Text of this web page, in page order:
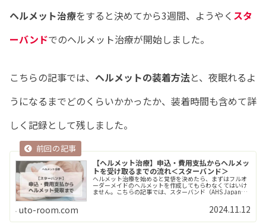
ヘルメット治療をすると決めてから3週間、ようやく スタ
ーバンドでのヘルメット治療が開始しました。
こちらの記事では、 ヘルメットの装着方法と、夜眠れるよ
うになるまでどのくらいかかったか、装着時間も含めて詳
しく記録として残しました。
【ヘルメット治療】申込・費用支払からヘルメッ
トを受け取るまでの流れ＜スターバンド＞
ヘルメット治療を始めると覚悟を決めたら、まずはフルオ
ーダーメイドのヘルメットを作成してもらわなくてはいけ
ません。こちらの記事では、スターバンド（AHS Japan
uto-room.com 2024.11.12